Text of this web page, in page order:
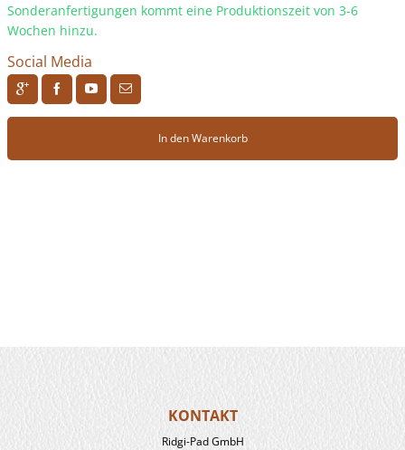
Sonderanfertigungen kommt eine Produktionszeit von 3-6
Wochen hinzu.
Social Media
R H F J
In den Warenkorb
KONTAKT
Ridgi-Pad GmbH